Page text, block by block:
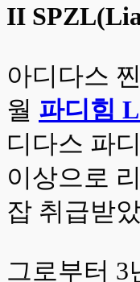
II
아디다스
월 파디힘
디다스 파
이상으로
잡 취급받
그로부터 3